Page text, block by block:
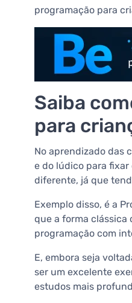
programação para
Saiba
para
No aprendizado das
e do lúdico para
diferente, já que
Exemplo disso, é a
que a forma clássica
programação com
E, embora seja
ser um excelente
estudos mais